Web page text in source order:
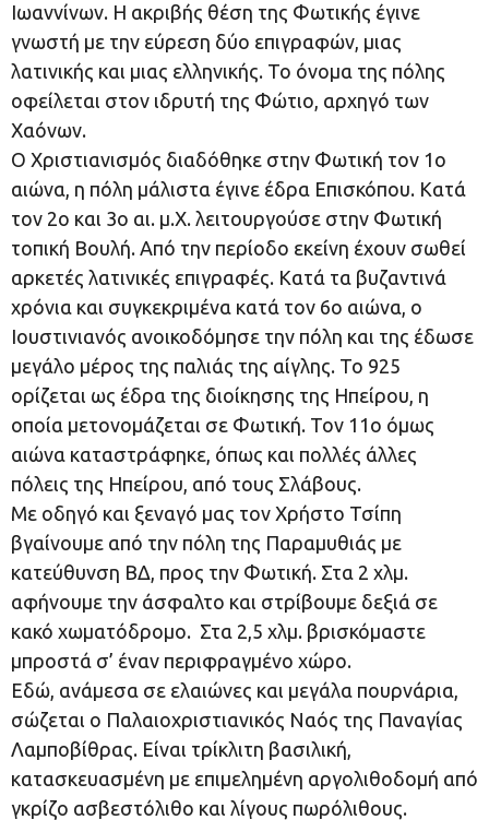
Ιωαννίνων. Η ακριβής θέση της Φωτικής έγινε
γνωστή με την εύρεση δύο επιγραφών, μιας
λατινικής και μιας ελληνικής. Το όνομα της πόλης
οφείλεται στον ιδρυτή της Φώτιο, αρχηγό των
Χαόνων.
Ο Χριστιανισμός διαδόθηκε στην Φωτική τον 1ο
αιώνα, η πόλη μάλιστα έγινε έδρα Επισκόπου. Κατά
τον 2ο και 3ο αι. μ.Χ. λειτουργούσε στην Φωτική
τοπική Βουλή. Από την περίοδο εκείνη έχουν σωθεί
αρκετές λατινικές επιγραφές. Κατά τα βυζαντινά
χρόνια και συγκεκριμένα κατά τον 6ο αιώνα, ο
Ιουστινιανός ανοικοδόμησε την πόλη και της έδωσε
μεγάλο μέρος της παλιάς της αίγλης. Το 925
ορίζεται ως έδρα της διοίκησης της Ηπείρου, η
οποία μετονομάζεται σε Φωτική. Τον 11ο όμως
αιώνα καταστράφηκε, όπως και πολλές άλλες
πόλεις της Ηπείρου, από τους Σλάβους.
Με οδηγό και ξεναγό μας τον Χρήστο Τσίπη
βγαίνουμε από την πόλη της Παραμυθιάς με
κατεύθυνση ΒΔ, προς την Φωτική. Στα 2 χλμ.
αφήνουμε την άσφαλτο και στρίβουμε δεξιά σε
κακό χωματόδρομο. Στα 2,5 χλμ. βρισκόμαστε
μπροστά σ’ έναν περιφραγμένο χώρο.
Εδώ, ανάμεσα σε ελαιώνες και μεγάλα πουρνάρια,
σώζεται ο Παλαιοχριστιανικός Ναός της Παναγίας
Λαμποβίθρας. Είναι τρίκλιτη βασιλική,
κατασκευασμένη με επιμελημένη αργολιθοδομή από
γκρίζο ασβεστόλιθο και λίγους πωρόλιθους.